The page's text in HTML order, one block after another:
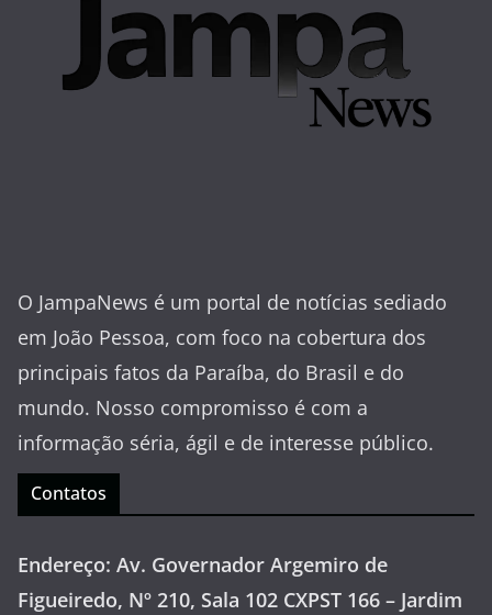
O JampaNews é um portal de notícias sediado
em João Pessoa, com foco na cobertura dos
principais fatos da Paraíba, do Brasil e do
mundo. Nosso compromisso é com a
informação séria, ágil e de interesse público.
Contatos
Endereço: Av. Governador Argemiro de
Figueiredo, Nº 210, Sala 102 CXPST 166 – Jardim